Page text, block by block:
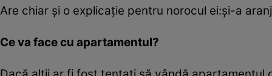
Are chiar şi o explicaţie pentru norocul ei:şi-a
Ce va face cu apartamentul?